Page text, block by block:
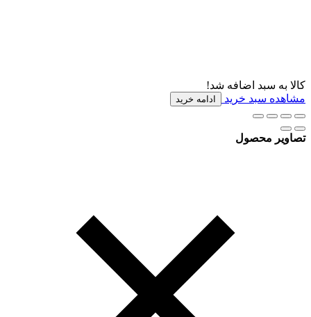
کالا به سبد اضافه شد!
مشاهده سبد خرید
ادامه خرید
تصاویر محصول